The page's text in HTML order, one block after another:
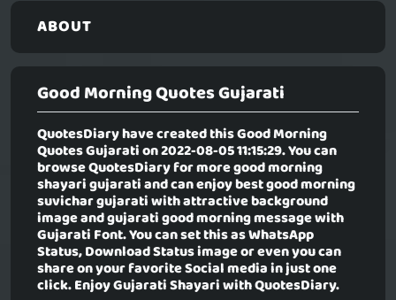
ABOUT
Good Morning Quotes Gujarati
QuotesDiary have created thisGood Morning
Quotes Gujaration 2022-08-05 11:15:29. You can
browse QuotesDiary for more good morning
shayari gujarati and can enjoy best good morning
suvichar gujarati with attractive background
image and gujarati good morning message with
Gujarati Font. You can set this as WhatsApp
Status, Download Status image or even you can
share on your favorite Social media in just one
click. Enjoy Gujarati Shayari with QuotesDiary.